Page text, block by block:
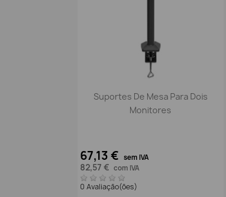
Vista rápida
Suportes De Mesa Para Dois
Monitores
67,13 € sem IVA
82,57 € com IVA
0 Avaliação(ões)